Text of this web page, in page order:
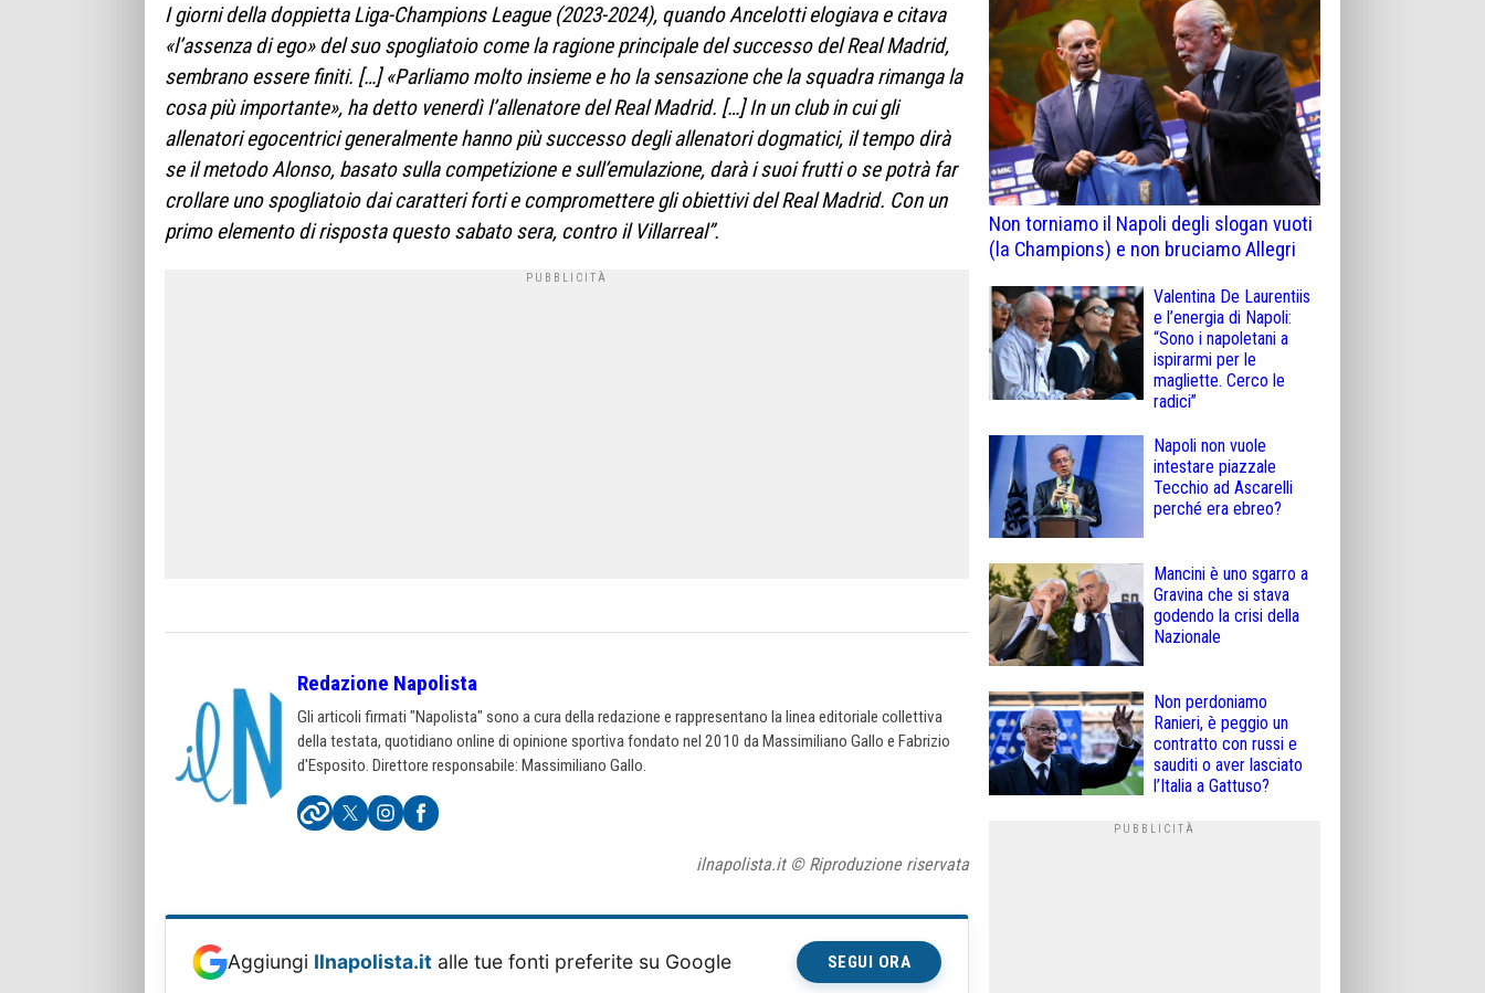
I giorni della doppietta Liga-Champions League (2023-2024), quando Ancelotti elogiava e citava
«l’assenza di ego» del suo spogliatoio come la ragione principale del successo del Real Madrid,
sembrano essere finiti. […]«Parliamo molto insieme e ho la sensazione che la squadra rimanga la
cosa più importante», ha detto venerdì l’allenatore del Real Madrid. […]In un club in cui gli
allenatori egocentrici generalmente hanno più successo degli allenatori dogmatici, il tempo dirà
se il metodo Alonso, basato sulla competizione e sull’emulazione, darà i suoi frutti o se potrà far
crollare uno spogliatoio dai caratteri forti e compromettere gli obiettivi del Real Madrid. Con un
primo elemento di risposta questo sabato sera, contro il Villarreal”.
Redazione Napolista
Gli articoli firmati "Napolista" sono a cura della redazione e rappresentano la linea editoriale collettiva
della testata, quotidiano online di opinione sportiva fondato nel 2010 da Massimiliano Gallo e Fabrizio
d'Esposito. Direttore responsabile: Massimiliano Gallo.
ilnapolista.it © Riproduzione riservata
Aggiungi Ilnapolista.it alle tue fonti preferite su Google SEGUI ORA
Non torniamo il Napoli degli slogan vuoti
(la Champions) e non bruciamo Allegri
Valentina De Laurentiis
e l’energia di Napoli:
“Sono i napoletani a
ispirarmi per le
magliette. Cerco le
radici”
Napoli non vuole
intestare piazzale
Tecchio ad Ascarelli
perché era ebreo?
Mancini è uno sgarro a
Gravina che si stava
godendo la crisi della
Nazionale
Non perdoniamo
Ranieri, è peggio un
contratto con russi e
sauditi o aver lasciato
l’Italia a Gattuso?